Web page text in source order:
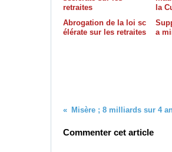
Abrogation de la loi sc
élérate sur les retraites
a
Misère ; 8 milliards sur 4
Commenter cet article